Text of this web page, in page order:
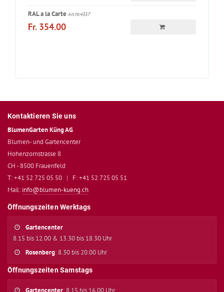
RAL a la Carte Art.Nr.4357
Fr. 354.00
Kontaktieren Sie uns
BlumenGarten Küng AG
Blumen- und Gartencenter
Hohenzornstrasse 8
CH - 8500 Frauenfeld
T: +41 52 725 05 50 |
F: +41 52 725 05 51
Mail: info@blumen-kueng.ch
Öffnungszeiten Werktags
Gartencenter
8.15 bis 12.00 & 13.30 bis 18.30 Uhr
Rosenberg: 8.30 bis 20.00 Uhr
Öffnungszeiten Samstags
Gartencenter: 8.15 bis 16.00 Uhr